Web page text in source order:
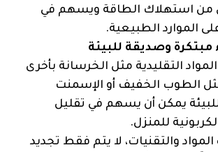
من استهلاك الطاقة ويسهم في
الموارد الطبيعية.
مبتكرة وصديقة للبيئة
التقليدية مثل الخرسانة بأخرى
الطوب الخفيف أو الإسمنت
يمكن أن يسهم في تقليل
للمنزل.
والتقنيات، لا يتم فقط تجديد